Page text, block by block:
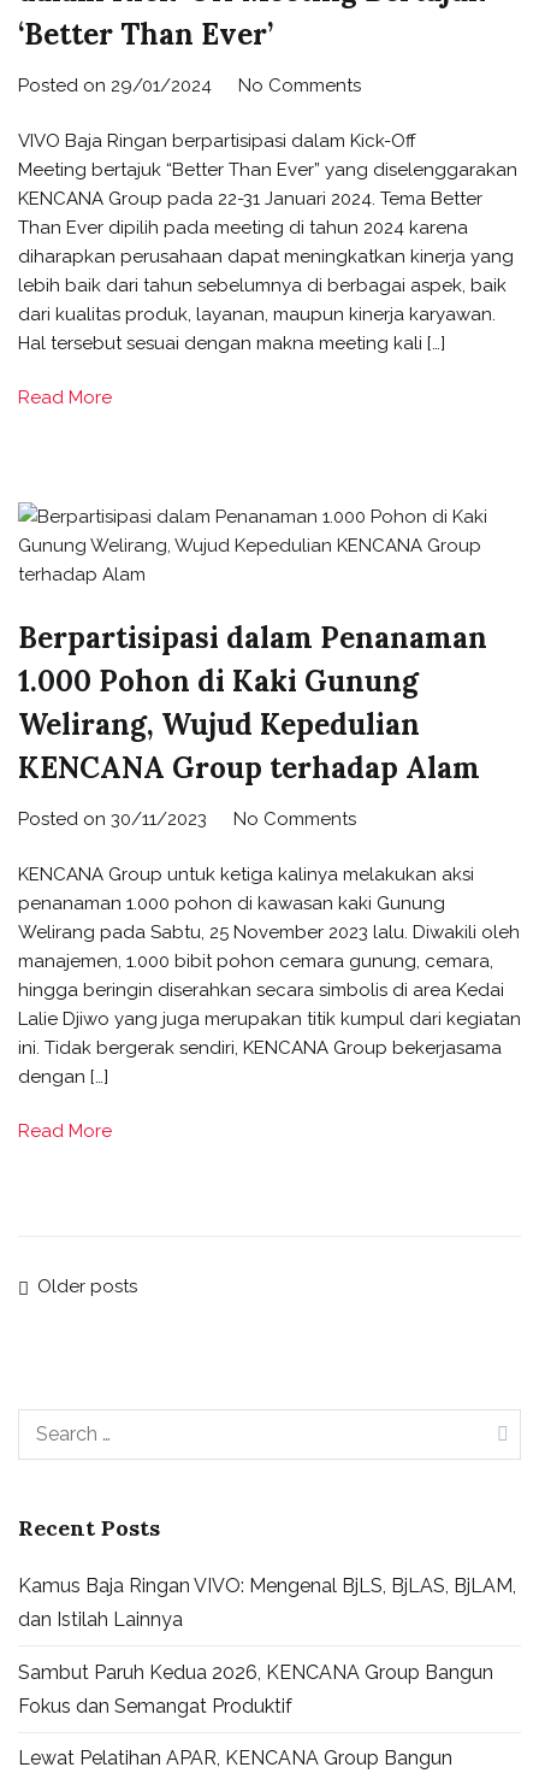
‘Better Than Ever’
Posted on 29/01/2024 No Comments
VIVO Baja Ringan berpartisipasi dalam Kick-Off
Meeting bertajuk “Better Than Ever” yang diselenggarakan
KENCANA Group pada 22-31 Januari 2024. Tema Better
Than Ever dipilih pada meeting di tahun 2024 karena
diharapkan perusahaan dapat meningkatkan kinerja yang
lebih baik dari tahun sebelumnya di berbagai aspek, baik
dari kualitas produk, layanan, maupun kinerja karyawan.
Hal tersebut sesuai dengan makna meeting kali […]
Read More
Berpartisipasi dalam Penanaman
1.000 Pohon di Kaki Gunung
Welirang, Wujud Kepedulian
KENCANA Group terhadap Alam
Posted on 30/11/2023 No Comments
KENCANA Group untuk ketiga kalinya melakukan aksi
penanaman 1.000 pohon di kawasan kaki Gunung
Welirang pada Sabtu, 25 November 2023 lalu. Diwakili oleh
manajemen, 1.000 bibit pohon cemara gunung, cemara,
hingga beringin diserahkan secara simbolis di area Kedai
Lalie Djiwo yang juga merupakan titik kumpul dari kegiatan
ini. Tidak bergerak sendiri, KENCANA Group bekerjasama
dengan […]
Read More
Older posts
Recent Posts
Kamus Baja Ringan VIVO: Mengenal BjLS, BjLAS, BjLAM,
dan Istilah Lainnya
Sambut Paruh Kedua 2026, KENCANA Group Bangun
Fokus dan Semangat Produktif
Lewat Pelatihan APAR, KENCANA Group Bangun